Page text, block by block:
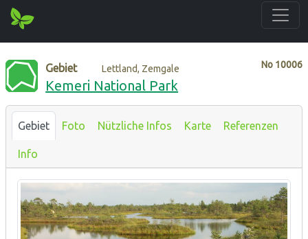
No 10006
Gebiet Lettland, Zemgale
Kemeri National Park
Gebiet Foto Nützliche Infos Karte Referenzen
Info